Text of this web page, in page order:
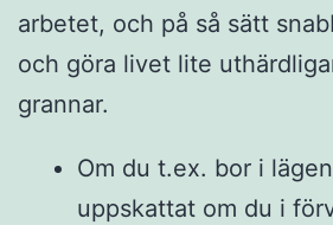
arbetet, och på så sätt
och göra livet lite
grannar.
Om du t.ex. bor i
uppskattat om du i